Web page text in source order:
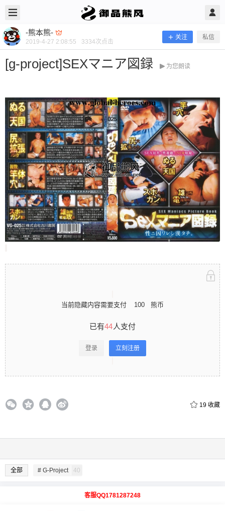
-熊本熊-
2019-4-27 2:08:55 3334次点击
关注 私信
[g-project]SEXマニア図録 为您朗读
当前隐藏内容需要支付 100 熊币
已有44人支付
登录 立刻注册
19 收藏
全部 # G-Project 40
-熊本熊- @ 御品熊风 2019/4/27
[g-project]SEXマニア図録
当前隐藏内容需要支付100熊币 已有44人支付 登录
立刻注册 0 收藏
扫描二维码继续阅读
客服QQ1781287248